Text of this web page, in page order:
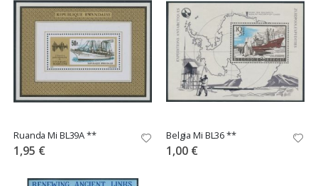
Ruanda Mi BL39A **
1,95 €
Belgia Mi BL36 **
1,00 €